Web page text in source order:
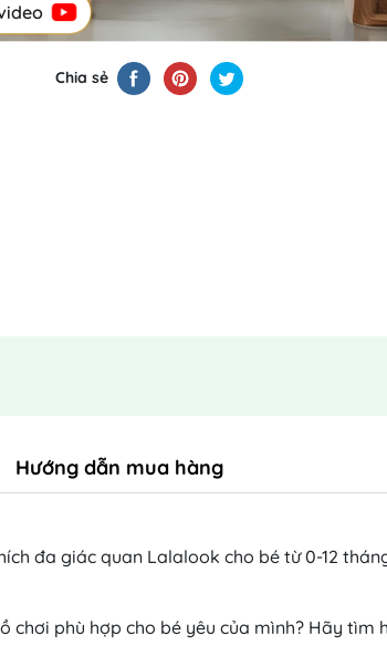
Chia sẻ
Hướng dẫn mua hàng
đa giác quan Lalalook cho bé từ 0-12
chơi phù hợp cho bé yêu của mình? Hãy